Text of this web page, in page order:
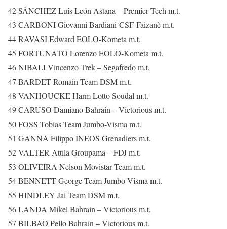
42 SÁNCHEZ Luis León Astana – Premier Tech m.t.
43 CARBONI Giovanni Bardiani-CSF-Faizanè m.t.
44 RAVASI Edward EOLO-Kometa m.t.
45 FORTUNATO Lorenzo EOLO-Kometa m.t.
46 NIBALI Vincenzo Trek – Segafredo m.t.
47 BARDET Romain Team DSM m.t.
48 VANHOUCKE Harm Lotto Soudal m.t.
49 CARUSO Damiano Bahrain – Victorious m.t.
50 FOSS Tobias Team Jumbo-Visma m.t.
51 GANNA Filippo INEOS Grenadiers m.t.
52 VALTER Attila Groupama – FDJ m.t.
53 OLIVEIRA Nelson Movistar Team m.t.
54 BENNETT George Team Jumbo-Visma m.t.
55 HINDLEY Jai Team DSM m.t.
56 LANDA Mikel Bahrain – Victorious m.t.
57 BILBAO Pello Bahrain – Victorious m.t.